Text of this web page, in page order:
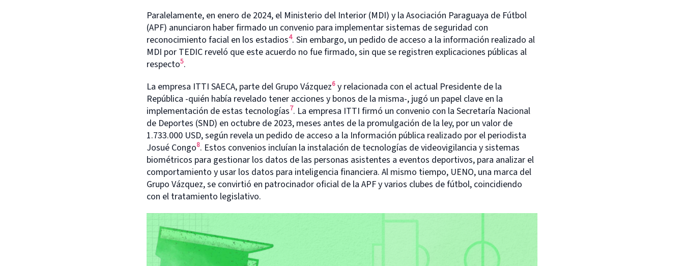
Paralelamente, en enero de 2024, el Ministerio del Interior (MDI) y la Asociación Paraguaya de Fútbol
(APF) anunciaron haber firmado un convenio para implementar sistemas de seguridad con
reconocimiento facial en los estadios4. Sin embargo, un pedido de acceso a la información realizado al
MDI por TEDIC reveló que este acuerdo no fue firmado, sin que se registren explicaciones públicas al
respecto5.
La empresa ITTI SAECA, parte del Grupo Vázquez6 y relacionada con el actual Presidente de la
República -quién había revelado tener acciones y bonos de la misma-, jugó un papel clave en la
implementación de estas tecnologías7. La empresa ITTI firmó un convenio con la Secretaría Nacional
de Deportes (SND) en octubre de 2023, meses antes de la promulgación de la ley, por un valor de
1.733.000 USD, según revela un pedido de acceso a la Información pública realizado por el periodista
Josué Congo8. Estos convenios incluían la instalación de tecnologías de videovigilancia y sistemas
biométricos para gestionar los datos de las personas asistentes a eventos deportivos, para analizar el
comportamiento y usar los datos para inteligencia financiera. Al mismo tiempo, UENO, una marca del
Grupo Vázquez, se convirtió en patrocinador oficial de la APF y varios clubes de fútbol, coincidiendo
con el tratamiento legislativo.